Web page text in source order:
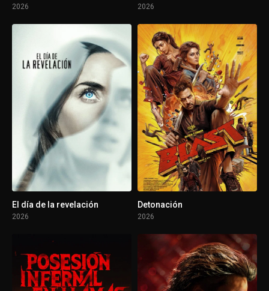
2026 2026
El día de la revelación
2026
Detonación
2026